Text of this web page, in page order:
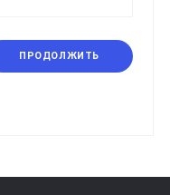
ПРОДОЛЖИТЬ